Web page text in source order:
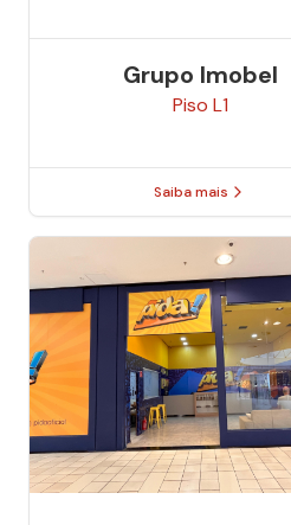
Grupo Imobel
Piso L1
Saiba mais